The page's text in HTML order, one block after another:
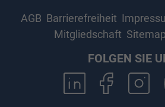
AGB Barrierefreiheit
Mitgliedschaft Sitemap
FOLGEN SIE